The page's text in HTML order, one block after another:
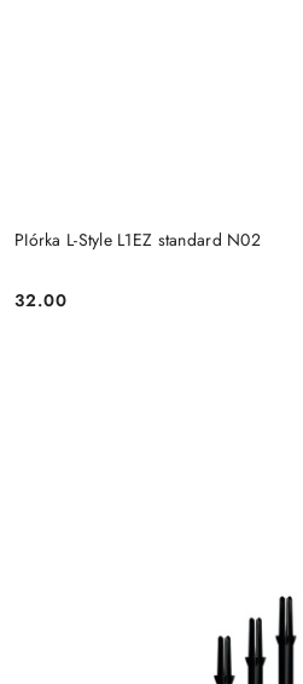
PIórka L-Style L1EZ standard N02
Cena:
32.00